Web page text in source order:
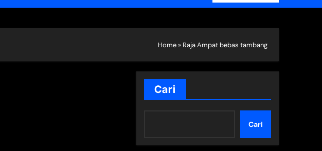
Home » Raja Ampat bebas tambang
Cari
Cari